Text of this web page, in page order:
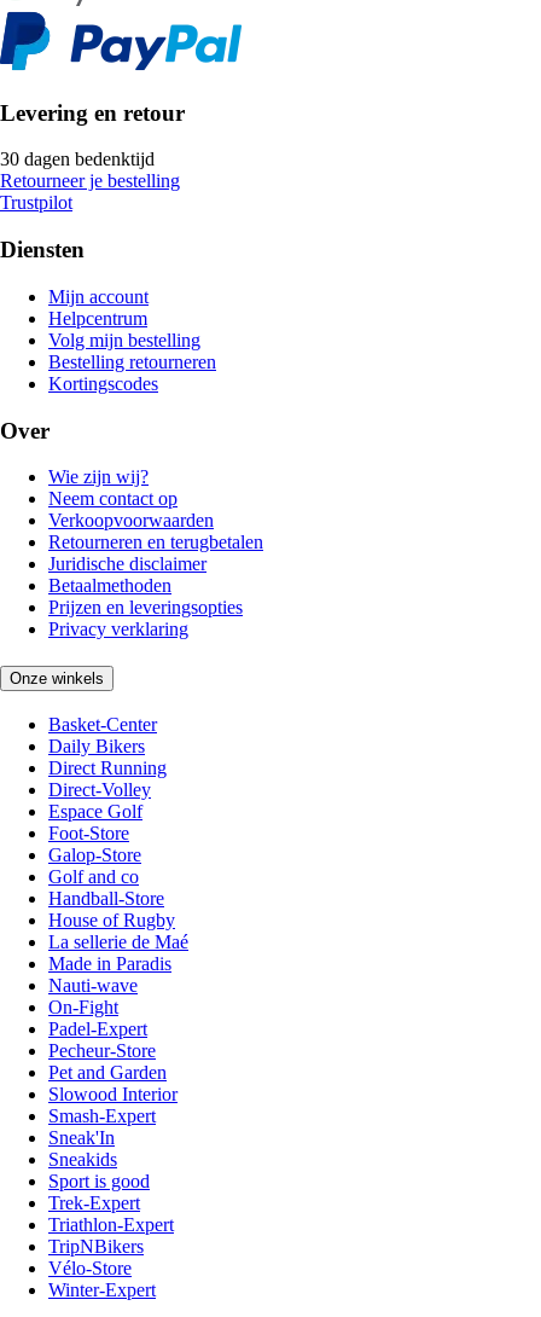
Levering en retour
30 dagen bedenktijd
Retourneer je bestelling
Trustpilot
Diensten
Mijn account
Helpcentrum
Volg mijn bestelling
Bestelling retourneren
Kortingscodes
Over
Wie zijn wij?
Neem contact op
Verkoopvoorwaarden
Retourneren en terugbetalen
Juridische disclaimer
Betaalmethoden
Prijzen en leveringsopties
Privacy verklaring
Onze winkels
Basket-Center
Daily Bikers
Direct Running
Direct-Volley
Espace Golf
Foot-Store
Galop-Store
Golf and co
Handball-Store
House of Rugby
La sellerie de Maé
Made in Paradis
Nauti-wave
On-Fight
Padel-Expert
Pecheur-Store
Pet and Garden
Slowood Interior
Smash-Expert
Sneak'In
Sneakids
Sport is good
Trek-Expert
Triathlon-Expert
TripNBikers
Vélo-Store
Winter-Expert